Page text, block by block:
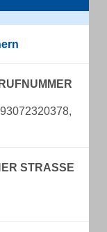
STRASSE